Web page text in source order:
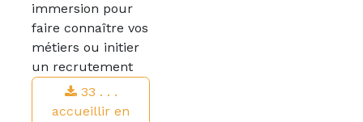
immersion pour
faire connaître vos
métiers ou initier
un recrutement
33 . . .
accueillir en